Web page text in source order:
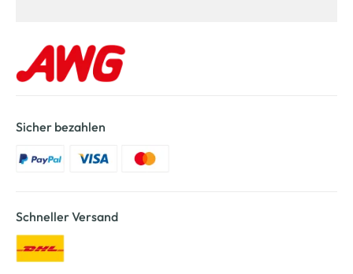
Sicher bezahlen
Schneller Versand